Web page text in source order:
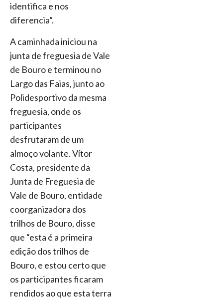
identifica e nos
diferencia”.
A caminhada iniciou na
junta de freguesia de Vale
de Bouro e terminou no
Largo das Faias, junto ao
Polidesportivo da mesma
freguesia, onde os
participantes
desfrutaram de um
almoço volante. Vítor
Costa, presidente da
Junta de Freguesia de
Vale de Bouro, entidade
coorganizadora dos
trilhos de Bouro, disse
que “esta é a primeira
edição dos trilhos de
Bouro, e estou certo que
os participantes ficaram
rendidos ao que esta terra